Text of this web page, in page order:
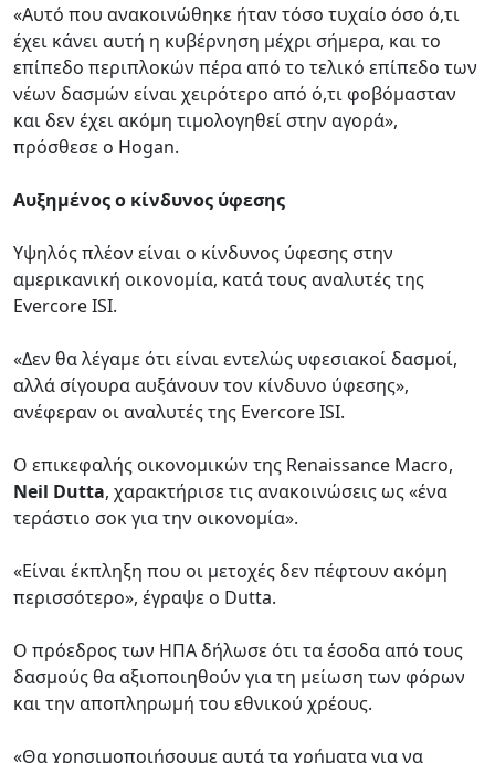
«Αυτό που ανακοινώθηκε ήταν τόσο τυχαίο όσο ό,τι
έχει κάνει αυτή η κυβέρνηση μέχρι σήμερα, και το
επίπεδο περιπλοκών πέρα από το τελικό επίπεδο των
νέων δασμών είναι χειρότερο από ό,τι φοβόμασταν
και δεν έχει ακόμη τιμολογηθεί στην αγορά»,
πρόσθεσε ο Hogan.
Αυξημένος ο κίνδυνος ύφεσης
Υψηλός πλέον είναι ο κίνδυνος ύφεσης στην
αμερικανική οικονομία, κατά τους αναλυτές της
Evercore ISI.
«Δεν θα λέγαμε ότι είναι εντελώς υφεσιακοί δασμοί,
αλλά σίγουρα αυξάνουν τον κίνδυνο ύφεσης»,
ανέφεραν οι αναλυτές της Evercore ISI.
Ο επικεφαλής οικονομικών της Renaissance Macro,
Neil Dutta, χαρακτήρισε τις ανακοινώσεις ως «ένα
τεράστιο σοκ για την οικονομία».
«Είναι έκπληξη που οι μετοχές δεν πέφτουν ακόμη
περισσότερο», έγραψε ο Dutta.
Ο πρόεδρος των ΗΠΑ δήλωσε ότι τα έσοδα από τους
δασμούς θα αξιοποιηθούν για τη μείωση των φόρων
και την αποπληρωμή του εθνικού χρέους.
«Θα χρησιμοποιήσουμε αυτά τα χρήματα για να